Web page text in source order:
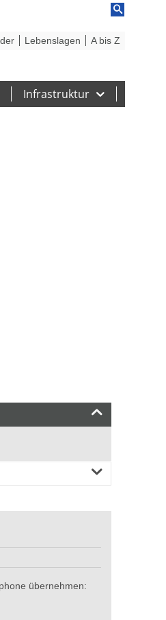
Infrastruktur
Lebenslagen A bis Z
übernehmen: